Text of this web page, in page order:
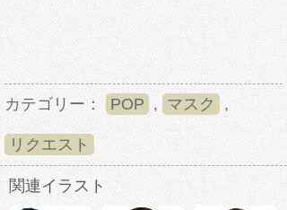
カテゴリー： POP , マスク ,
リクエスト
関連イラスト